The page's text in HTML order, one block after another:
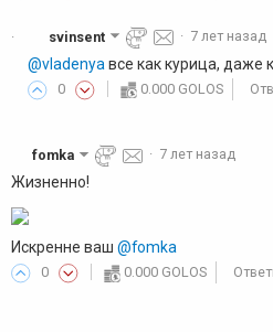
· svinsent · 7 лет назад
@vladenya все как курица, даже
0 0.000 GOLOS
fomka · 7 лет назад
Жизненно!
Искренне ваш @fomka
0 0.000 GOLOS